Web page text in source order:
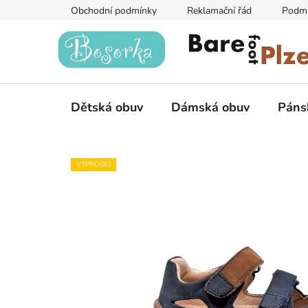
Obchodní podmínky Reklamační řád
Dětská obuv Dámská obuv
VÝPRODEJ